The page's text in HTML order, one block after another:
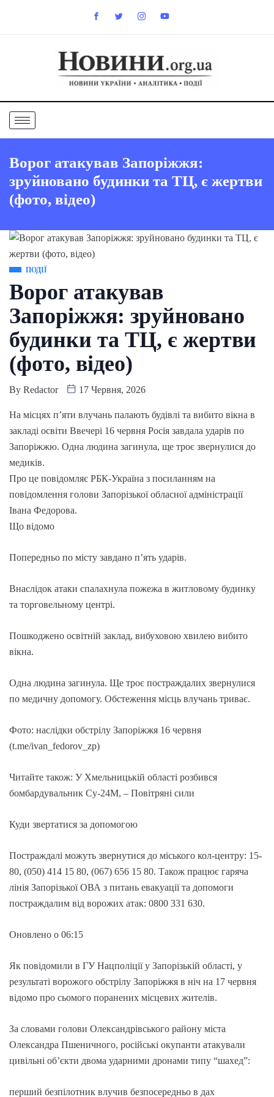
Ворог атакував Запоріжжя:
зруйновано будинки та ТЦ, є жертви
(фото, відео)
ПОДІЇ
Ворог атакував
Запоріжжя: зруйновано
будинки та ТЦ, є жертви
(фото, відео)
By Redactor 17 Червня, 2026
На місцях п’яти влучань палають будівлі та вибито вікна в
закладі освіти Ввечері 16 червня Росія завдала ударів по
Запоріжжю. Одна людина загинула, ще троє звернулися до
медиків.
Про це повідомляє РБК-Україна з посиланням на
повідомлення голови Запорізької обласної адміністрації
Івана Федорова.
Що відомо
Попередньо по місту завдано п’ять ударів.
Внаслідок атаки спалахнула пожежа в житловому будинку
та торговельному центрі.
Пошкоджено освітній заклад, вибуховою хвилею вибито
вікна.
Одна людина загинула. Ще троє постраждалих звернулися
по медичну допомогу. Обстеження місць влучань триває.
Фото: наслідки обстрілу Запоріжжя 16 червня
(t.me/ivan_fedorov_zp)
Читайте також: У Хмельницькій області розбився
бомбардувальник Су-24М, – Повітряні сили
Куди звертатися за допомогою
Постраждалі можуть звернутися до міського кол-центру: 15-
80, (050) 414 15 80, (067) 656 15 80. Також працює гаряча
лінія Запорізької ОВА з питань евакуації та допомоги
постраждалим від ворожих атак: 0800 331 630.
Оновлено о 06:15
Як повідомили в ГУ Нацполіції у Запорізькій області, у
результаті ворожого обстрілу Запоріжжя в ніч на 17 червня
відомо про сьомого поранених місцевих жителів.
За словами голови Олександрівського району міста
Олександра Пшеничного, російські окупанти атакували
цивільні об’єкти двома ударними дронами типу “шахед”:
перший безпілотник влучив безпосередньо в дах